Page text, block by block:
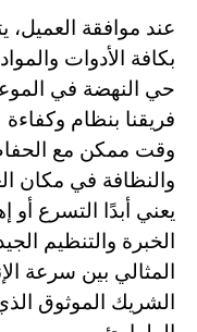
عند موافقة العميل،
بكافة الأدوات
حي النهضة في
فريقنا بنظام
وقت ممكن مع
والنظافة في مكان
يعني أبدًا التسرع أو
الخبرة والتنظيم
المثالي بين سرعة
الشريك الموثوق